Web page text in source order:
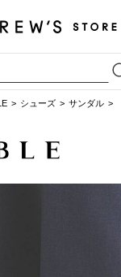
シューズ サンダル